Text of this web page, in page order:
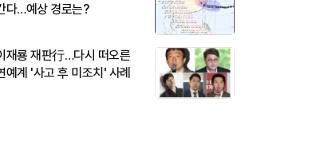
다…예상 경로는?
재룡 재판行…다시 떠오른
예계 '사고 후 미조치' 사례